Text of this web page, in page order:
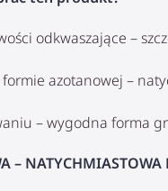
odkwaszające –
azotanowej –
– wygodna forma
–